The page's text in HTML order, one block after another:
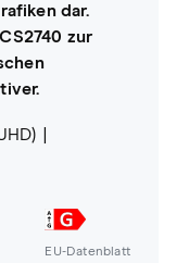
dar.
zur
EU-Datenblatt